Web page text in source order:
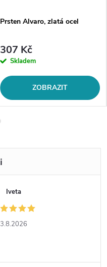
Prsten Alvaro, zlatá ocel
307 Kč
Skladem
ZOBRAZIT
Iveta
3.8.2026